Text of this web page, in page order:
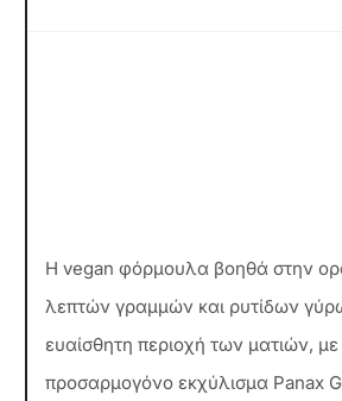
Η vegan φόρμουλα βοηθά στην
λεπτών γραμμών και ρυτίδων
ευαίσθητη περιοχή των ματιών, με
προσαρμογόνο εκχύλισμα Panax